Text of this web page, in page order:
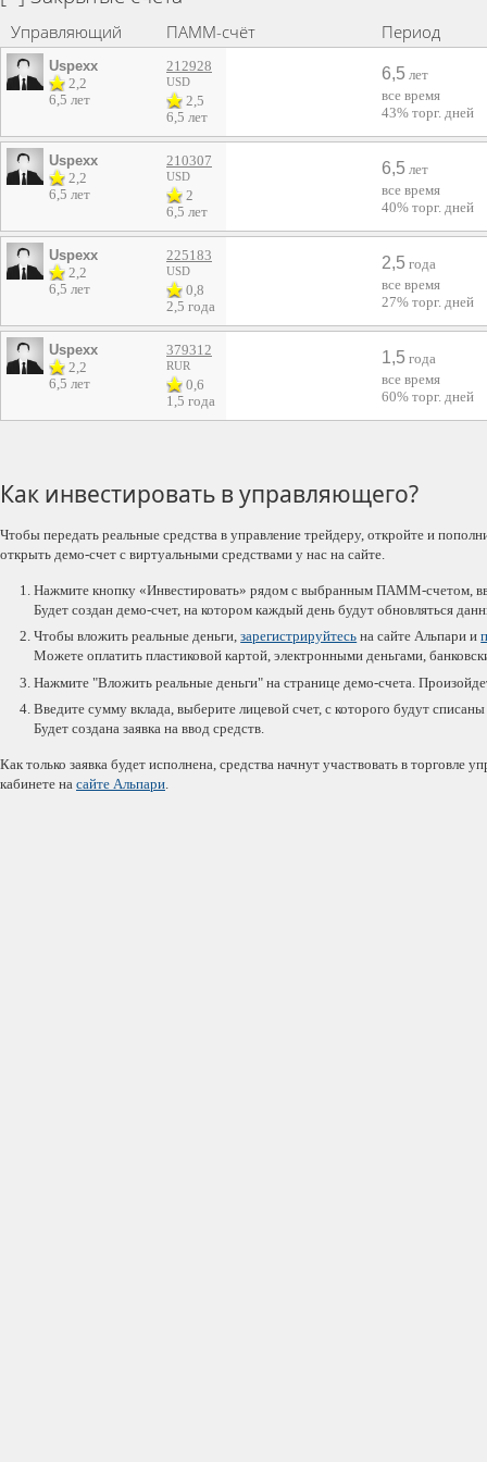
Управляющий ПАММ-счёт Период
Uspexx
2,2
6,5 лет
212928
USD
2,5
6,5 лет
6,5 лет
все время
43% торг. дней
Uspexx
2,2
6,5 лет
210307
USD
2
6,5 лет
6,5 лет
все время
40% торг. дней
Uspexx
2,2
6,5 лет
225183
USD
0,8
2,5 года
2,5 года
все время
27% торг. дней
Uspexx
2,2
6,5 лет
379312
RUR
0,6
1,5 года
1,5 года
все время
60% торг. дней
Как инвестировать в управляющего?
Чтобы передать реальные средства в управление трейдеру, откройте и
открыть демо-счет с виртуальными средствами у нас на сайте.
Нажмите кнопку «Инвестировать» рядом с выбранным ПАММ-счетом,
Будет создан демо-счет, на котором каждый день будут обновляться
Чтобы вложить реальные деньги,зарегистрируйтесь на сайте Альпари и
Можете оплатить пластиковой картой, электронными деньгами,
Нажмите "Вложить реальные деньги" на странице демо-счета.
Введите сумму вклада, выберите лицевой счет, с которого будут
Будет создана заявка на ввод средств.
Как только заявка будет исполнена, средства начнут участвовать в
кабинете на сайте Альпари.